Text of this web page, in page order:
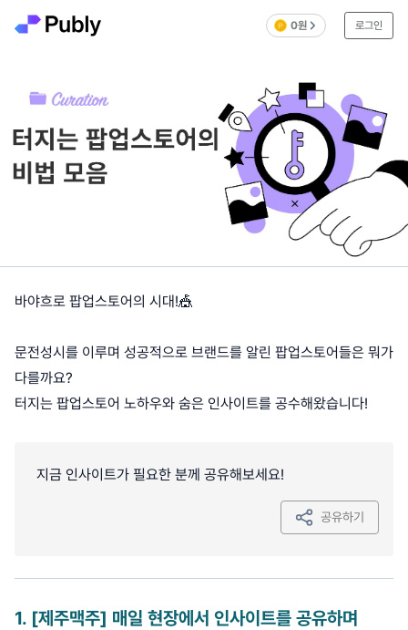
0원 로그인
바야흐로 팝업스토어의 시대!🎪
문전성시를 이루며 성공적으로 브랜드를 알린 팝업스토어들은 뭐가
다를까요?
터지는 팝업스토어 노하우와 숨은 인사이트를 공수해왔습니다!
지금 인사이트가 필요한 분께 공유해보세요!
공유하기
1. [제주맥주] 매일 현장에서 인사이트를 공유하며